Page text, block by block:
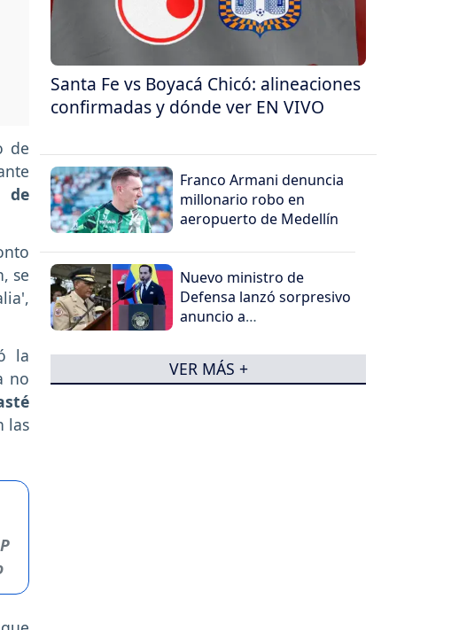
de
de
se
la
no
las
Santa Fe vs Boyacá Chicó: alineaciones
confirmadas y dónde ver EN VIVO
Franco Armani denuncia
millonario robo en
aeropuerto de Medellín
Nuevo ministro de
Defensa lanzó sorpresivo
anuncio a
criminales
VER MÁS +